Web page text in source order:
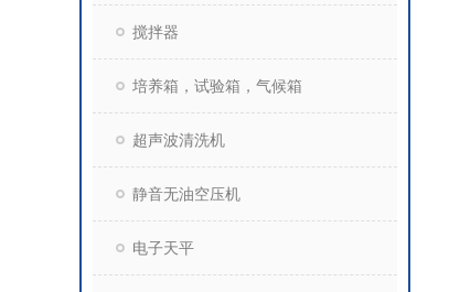
搅拌器
培养箱，试验箱，气候箱
超声波清洗机
静音无油空压机
电子天平